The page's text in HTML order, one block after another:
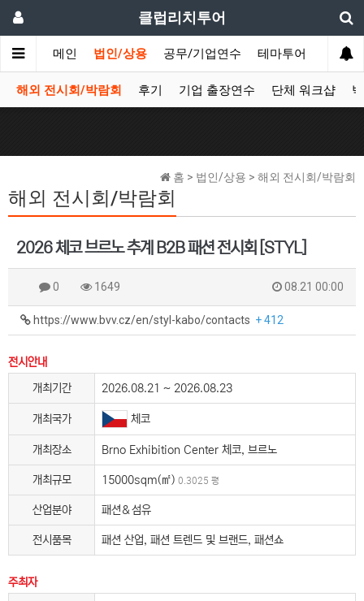
클럽리치투어
메인 법인/상용 공무/기업연수 테마투어 데이투
해외 전시회/박람회 후기 기업 출장연수 단체 워크샵
홈 > 법인/상용 > 해외 전시회/박람회
해외 전시회/박람회
2026 체코 브르노 추계 B2B 패션 전시회 [STYL]
0 1649 08.21 00:00
https://www.bvv.cz/en/styl-kabo/contacts + 412
전시안내
개최기간
2026.08.21 ~ 2026.08.23
개최국가 체코
개최장소 Brno Exhibition Center 체코, 브르노
개최규모 15000sqm(㎡) 0.3025 평
산업분야 패션＆섬유
전시품목 패션 산업, 패션 트렌드 및 브랜드, 패션쇼
주최자